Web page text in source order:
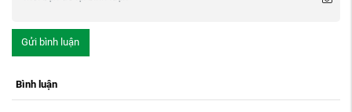
Gửi bình luận
Bình luận